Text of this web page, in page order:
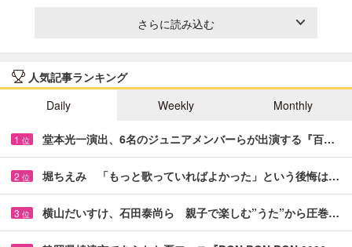
さらに読み込む
人気記事ランキング
Daily
Weekly Monthly
1 位 堂本光一演出、6名のジュニアメンバーらが出演する『百…
2 位 堀ちえみ 「もっと歌っていればよかった」という後悔は…
3 位 横山だいすけ、石田泰尚ら 親子で楽しむ”うた”から圧巻…